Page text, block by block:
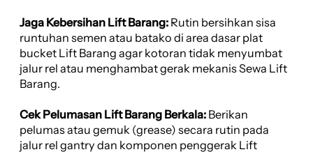
Jaga Kebersihan Lift Barang: Rutin bersihkan sisa
runtuhan semen atau batako di area dasar plat
bucket Lift Barang agar kotoran tidak menyumbat
jalur rel atau menghambat gerak mekanis Sewa Lift
Barang.
Cek Pelumasan Lift Barang Berkala: Berikan
pelumas atau gemuk (grease) secara rutin pada
jalur rel gantry dan komponen penggerak Lift